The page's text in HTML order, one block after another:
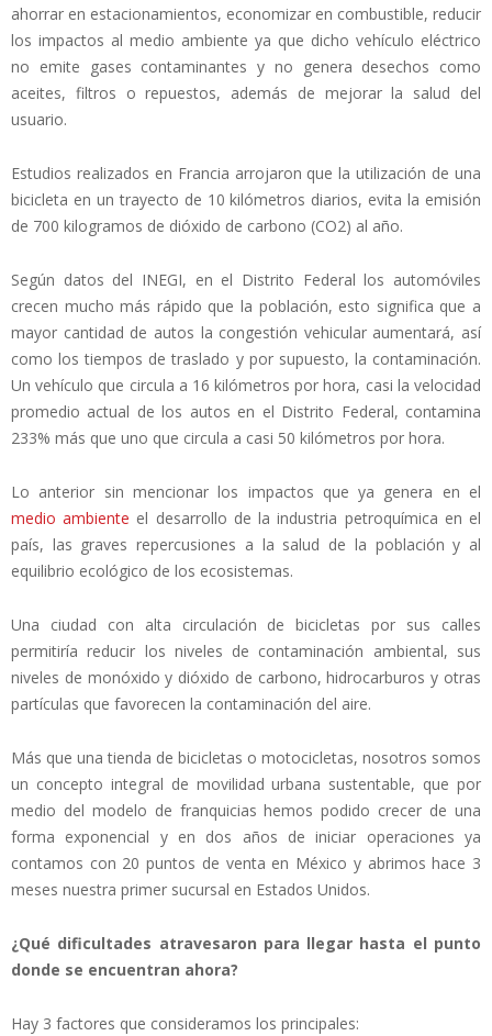
ahorrar en estacionamientos, economizar en combustible, reducir
los impactos al medio ambiente ya que dicho vehículo eléctrico
no emite gases contaminantes y no genera desechos como
aceites, filtros o repuestos, además de mejorar la salud del
usuario.
Estudios realizados en Francia arrojaron que la utilización de una
bicicleta en un trayecto de 10 kilómetros diarios, evita la emisión
de 700 kilogramos de dióxido de carbono (CO2) al año.
Según datos del INEGI, en el Distrito Federal los automóviles
crecen mucho más rápido que la población, esto significa que a
mayor cantidad de autos la congestión vehicular aumentará, así
como los tiempos de traslado y por supuesto, la contaminación.
Un vehículo que circula a 16 kilómetros por hora, casi la velocidad
promedio actual de los autos en el Distrito Federal, contamina
233% más que uno que circula a casi 50 kilómetros por hora.
Lo anterior sin mencionar los impactos que ya genera en el
medio ambiente el desarrollo de la industria petroquímica en el
país, las graves repercusiones a la salud de la población y al
equilibrio ecológico de los ecosistemas.
Una ciudad con alta circulación de bicicletas por sus calles
permitiría reducir los niveles de contaminación ambiental, sus
niveles de monóxido y dióxido de carbono, hidrocarburos y otras
partículas que favorecen la contaminación del aire.
Más que una tienda de bicicletas o motocicletas, nosotros somos
un concepto integral de movilidad urbana sustentable, que por
medio del modelo de franquicias hemos podido crecer de una
forma exponencial y en dos años de iniciar operaciones ya
contamos con 20 puntos de venta en México y abrimos hace 3
meses nuestra primer sucursal en Estados Unidos.
¿Qué dificultades atravesaron para llegar hasta el punto
donde se encuentran ahora?
Hay 3 factores que consideramos los principales: